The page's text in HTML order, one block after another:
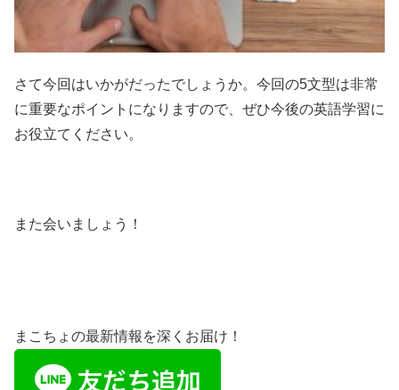
さて今回はいかがだったでしょうか。今回の5文型は非常
に重要なポイントになりますので、ぜひ今後の英語学習に
お役立てください。
また会いましょう！
まこちょの最新情報を深くお届け！